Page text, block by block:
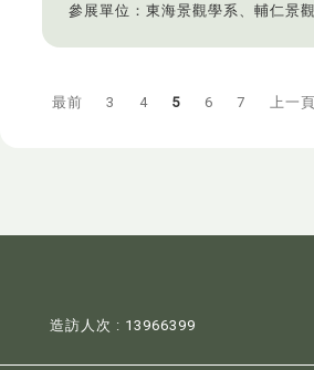
參展單位：東海景觀學系、輔仁景
最前 3 4 5 6 7 上一頁
造訪人次 : 13966399